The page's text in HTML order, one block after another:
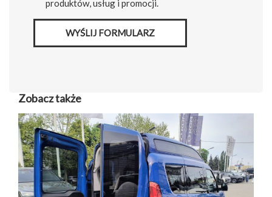
produktów, usług i promocji.
WYŚLIJ FORMULARZ
Zobacz także